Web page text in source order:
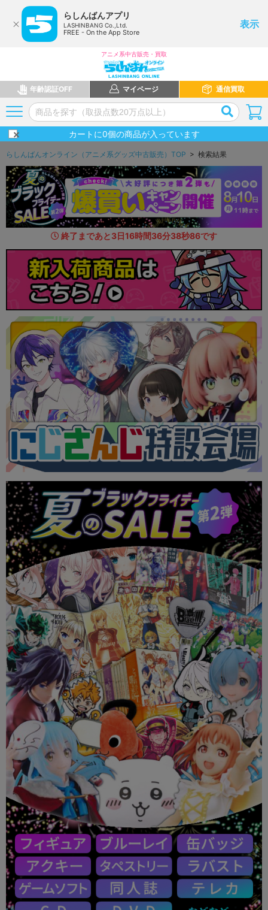
らしんばんアプリ
LASHINBANG Co.,Ltd.
FREE - On the App Store
表示
アニメ系中古販売・買取
年齢認証OFF マイページ 通信買取
カートに0個の商品が入っています
らしんばんオンライン（アニメ系グッズ中古販売）TOP > 検索結果
終了まであと3日16時間36分37秒52です